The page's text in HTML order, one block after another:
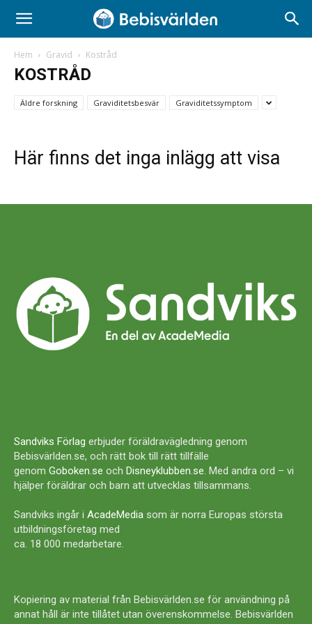
Hem Gravid Kostråd
KOSTRÅD
Äldre forskning Graviditetsbesvär Graviditetssymptom
Här finns det inga inlägg att visa
Sandviks Förlag erbjuder föräldravägledning genom
Bebisvärlden.se, och rätt bok till rätt tillfälle
genom Goboken.se och Disneyklubben.se. Med andra ord – vi
hjälper föräldrar och barn att utvecklas tillsammans.
Sandviks ingår i AcadeMedia som är norra Europas största
utbildningsföretag med
ca. 18 000 medarbetare.
Kopiering av material från Bebisvärlden.se för användning på
annat håll är inte tillåtet utan överenskommelse. Bebisvärlden